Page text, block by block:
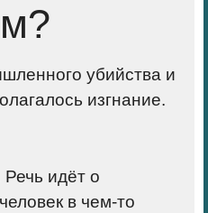
убийства и
изгнание.
Речь идёт о
в чем-то